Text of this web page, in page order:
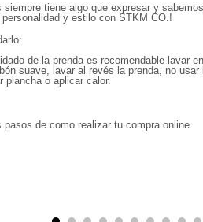
siempre tiene algo que expresar y
y estilo con STKM CO. !
de la prenda es recomendable lavar
suave, lavar al revés la prenda, no usar
plancha o aplicar calor.
pasos de como realizar tu compra online.